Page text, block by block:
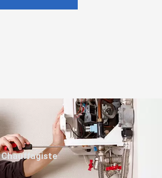
Chauffagiste